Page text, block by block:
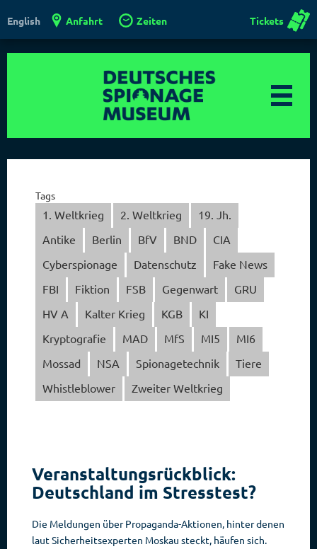
English Anfahrt Zeiten Tickets
Tags
1. Weltkrieg 2. Weltkrieg
19. Jh.
Antike
Berlin BfV BND
CIA
Cyberspionage
Datenschutz
Fake News
FBI
Fiktion FSB Gegenwart
GRU
HV A
Kalter Krieg KGB
KI
Kryptografie
MAD MfS MI5
MI6
Mossad
NSA Spionagetechnik
Tiere
Whistleblower
Zweiter Weltkrieg
Veranstaltungsrückblick:
Deutschland im Stresstest?
Die Meldungen über Propaganda-Aktionen, hinter denen
laut Sicherheitsexperten Moskau steckt, häufen sich.